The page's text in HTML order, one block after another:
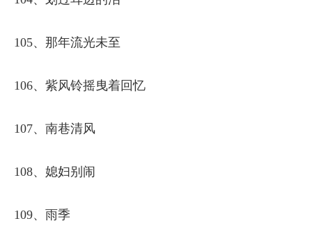
105、那年流光未至
106、紫风铃摇曳着回忆
107、南巷清风
108、媳妇别闹
109、雨季